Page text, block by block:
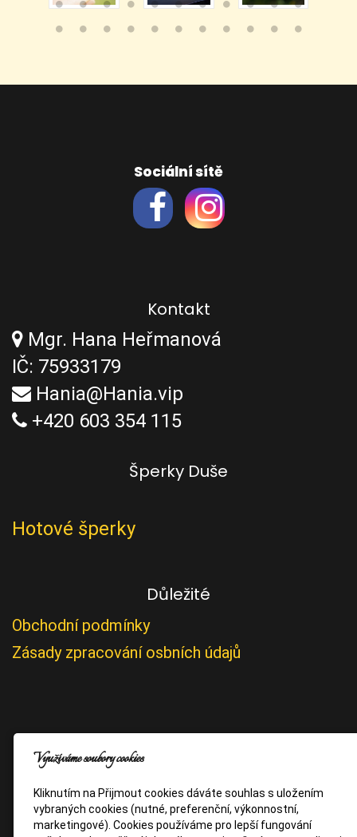
Sociální sítě
Kontakt
Mgr. Hana Heřmanová
IČ: 75933179
Hania@Hania.vip
+420 603 354 115
Šperky Duše
Hotové šperky
Důležité
Obchodní podmínky
Zásady zpracování osbních údajů
Využíváme soubory cookies
Kliknutím na Přijmout cookies dáváte souhlas s uložením
vybraných cookies (nutné, preferenční, výkonnostní,
marketingové). Cookies používáme pro lepší fungování